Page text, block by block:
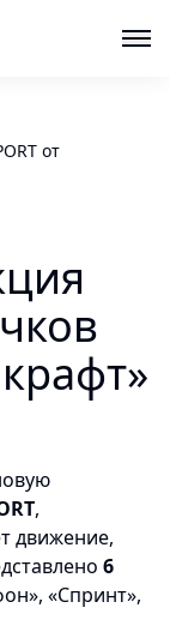
от
,
движение,
6
«Спринт»,